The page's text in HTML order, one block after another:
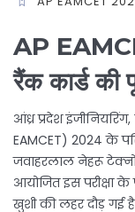
AP
रैंक कार्ड की
आंध्र प्रदेश
EAMCET) 2024 के
जवाहरलाल नेहरू
आयोजित इस परीक्षा के
खुशी की लहर दौड़ गई है।